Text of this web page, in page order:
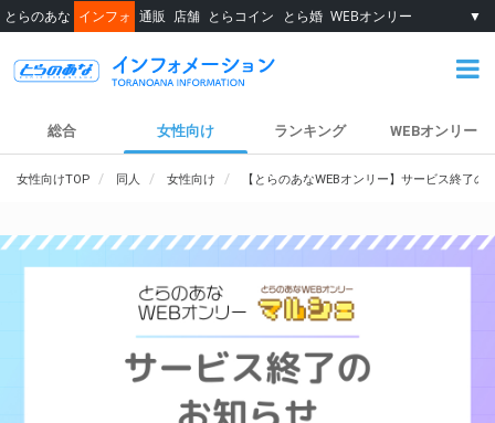
とらのあな インフォ 通販 店舗 とらコイン とら婚 WEBオンリー ▼
総合 女性向け ランキング WEBオンリー
女性向けTOP 同人 女性向け 【とらのあなWEBオンリー】サービス終了の